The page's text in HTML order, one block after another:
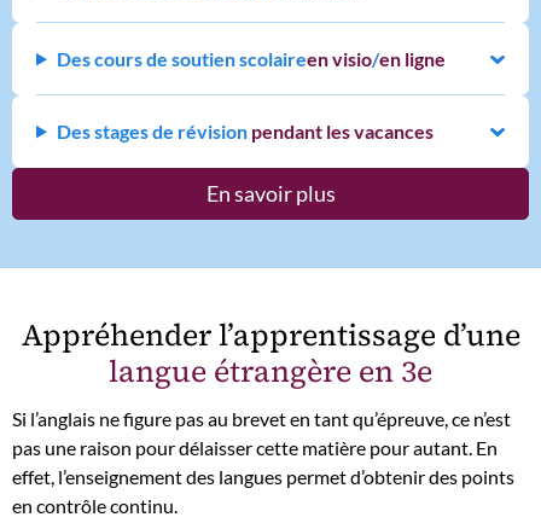
Des cours de soutien scolaireen visio/en ligne
Des stages de révision pendant les vacances
En savoir plus
Appréhender l’apprentissage d’une
langue étrangère en 3e
Si l’anglais ne figure pas au brevet en tant qu’épreuve, ce n’est
pas une raison pour délaisser cette matière pour autant. En
effet, l’enseignement des langues permet d’obtenir des points
en contrôle continu.